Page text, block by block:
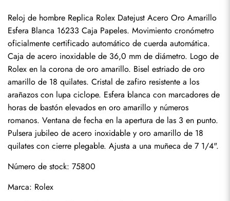
Reloj de hombre Replica Rolex Datejust Acero Oro Amarillo
Esfera Blanca 16233 Caja Papeles. Movimiento cronómetro
oficialmente certificado automático de cuerda automática.
Caja de acero inoxidable de 36,0 mm de diámetro. Logo de
Rolex en la corona de oro amarillo. Bisel estriado de oro
amarillo de 18 quilates. Cristal de zafiro resistente a los
arañazos con lupa ciclope. Esfera blanca con marcadores de
horas de bastón elevados en oro amarillo y números
romanos. Ventana de fecha en la apertura de las 3 en punto.
Pulsera jubileo de acero inoxidable y oro amarillo de 18
quilates con cierre plegable. Ajusta a una muñeca de 7 1/4".
Número de stock: 75800
Marca: Rolex